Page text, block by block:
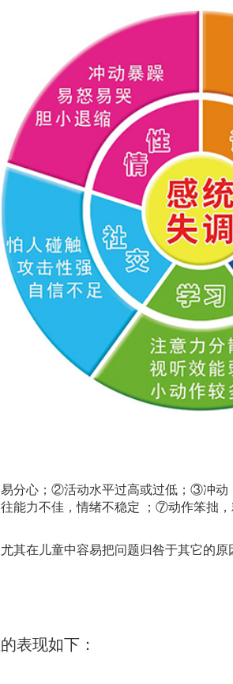
分心；②活动水平过高或过低；③冲
能力不佳，情绪不稳定 ；⑦动作笨
其在儿童中容易把问题归咎于其它的原
表现如下：